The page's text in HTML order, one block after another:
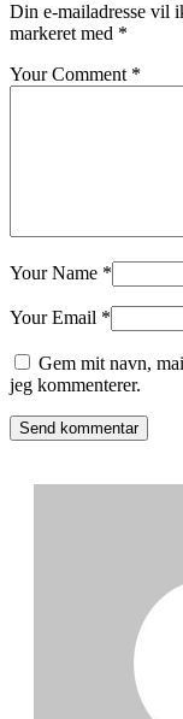
Din e-mailadresse vil
markeret med *
Your Comment *
Your Name *
Your Email *
Gem mit navn,
jeg kommenterer.
Send kommentar